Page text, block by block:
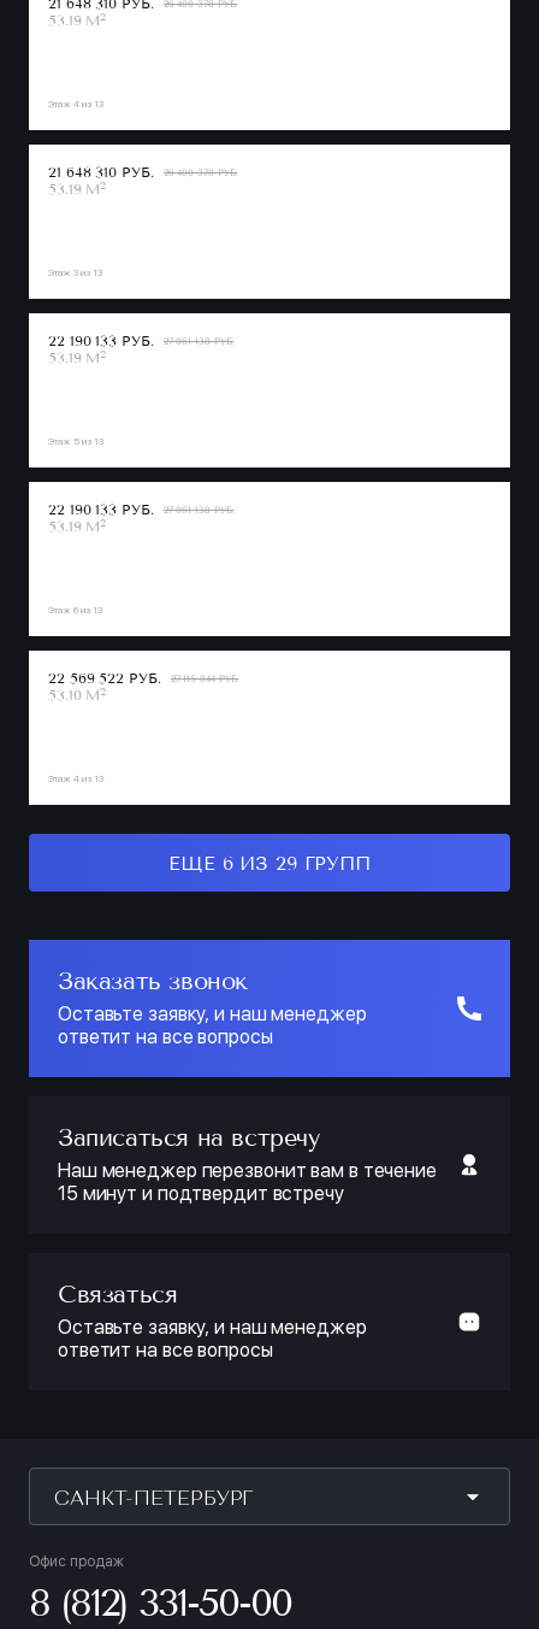
26 400 378 РУБ.
53.19 М2
Этаж 4 из 13
21 648 310 РУБ. 26 400 378 РУБ.
53.19 М2
Этаж 3 из 13
22 190 133 РУБ. 27 061 138 РУБ.
53.19 М2
Этаж 5 из 13
22 190 133 РУБ. 27 061 138 РУБ.
53.19 М2
Этаж 6 из 13
22 569 522 РУБ. 27 115 844 РУБ.
53.10 М2
Этаж 4 из 13
ЕЩЕ 6 ИЗ 29 ГРУПП
Заказать звонок
Оставьте заявку, и наш менеджер
ответит на все вопросы
Записаться на встречу
Наш менеджер перезвонит вам в течение
15 минут и подтвердит встречу
Связаться
Оставьте заявку, и наш менеджер
ответит на все вопросы
САНКТ-ПЕТЕРБУРГ
Офис продаж
8 (812) 331-50-00